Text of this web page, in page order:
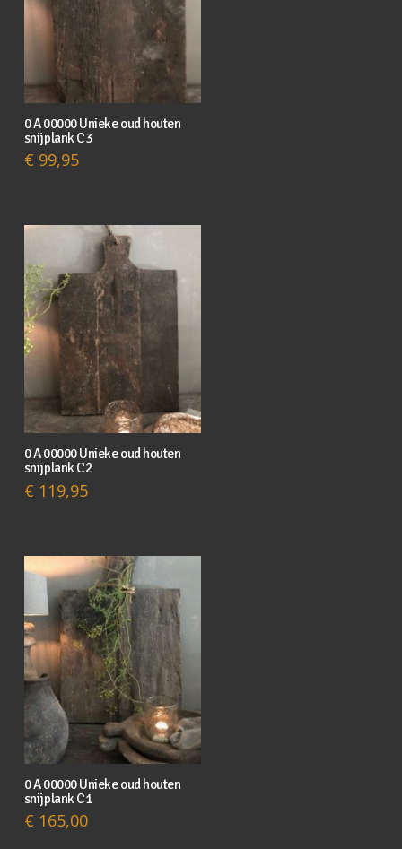
0 A 00000 Unieke oud houten
snijplank C3
€ 99,95
0 A 00000 Unieke oud houten
snijplank C2
€ 119,95
0 A 00000 Unieke oud houten
snijplank C1
€ 165,00